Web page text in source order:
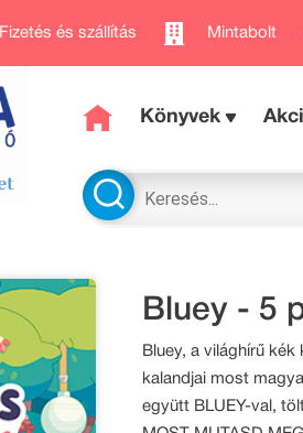
Fizetés és szállítás Mintabolt
Könyvek
Bluey - 5
Bluey, a világhírű
kalandjai most
együtt BLUEY-val,